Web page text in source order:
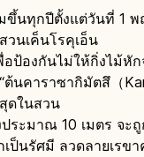
มขึ้นทุกปีตั้งแต่วันที่ 1
วนเค็นโรคุเอ็น
อป้องกันไม่ให้กิ่งไม้หั
นคาราซากิมัตสึ（
ดในสวน
ระมาณ 10 เมตร จะถู
เป็นรัศมี ลวดลายเรข